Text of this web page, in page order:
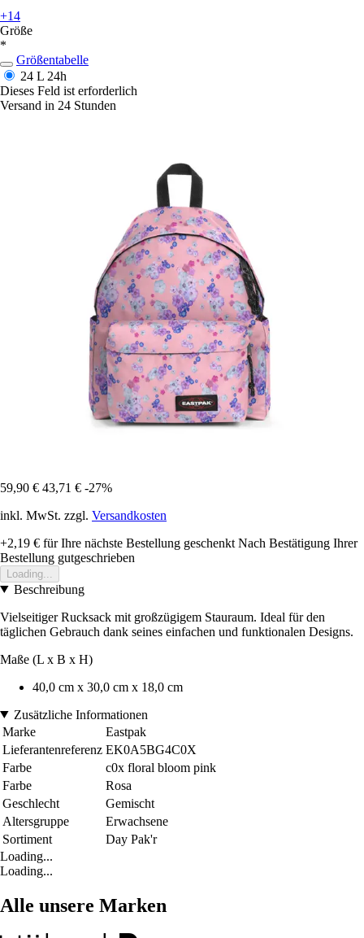
+14
Größe
*
Größentabelle
24 L 24h
Dieses Feld ist erforderlich
Versand in 24 Stunden
59,90 € 43,71 € -27%
inkl. MwSt. zzgl. Versandkosten
+2,19 € für Ihre nächste Bestellung geschenkt Nach Bestätigung Ihrer
Bestellung gutgeschrieben
Loading...
Beschreibung
Vielseitiger Rucksack mit großzügigem Stauraum. Ideal für den
täglichen Gebrauch dank seines einfachen und funktionalen Designs.
Maße (L x B x H)
40,0 cm x 30,0 cm x 18,0 cm
Zusätzliche Informationen
Marke
Eastpak
Lieferantenreferenz EK0A5BG4C0X
Farbe
c0x floral bloom pink
Farbe
Rosa
Geschlecht
Gemischt
Altersgruppe
Erwachsene
Sortiment
Day Pak'r
Loading...
Loading...
Alle unsere Marken